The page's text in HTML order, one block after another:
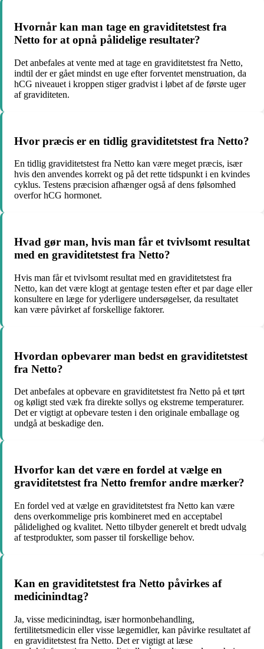
Hvornår kan man tage en graviditetstest fra
Netto for at opnå pålidelige resultater?
Det anbefales at vente med at tage en graviditetstest fra Netto,
indtil der er gået mindst en uge efter forventet menstruation, da
hCG niveauet i kroppen stiger gradvist i løbet af de første uger
af graviditeten.
Hvor præcis er en tidlig graviditetstest fra Netto?
En tidlig graviditetstest fra Netto kan være meget præcis, især
hvis den anvendes korrekt og på det rette tidspunkt i en kvindes
cyklus. Testens præcision afhænger også af dens følsomhed
overfor hCG hormonet.
Hvad gør man, hvis man får et tvivlsomt resultat
med en graviditetstest fra Netto?
Hvis man får et tvivlsomt resultat med en graviditetstest fra
Netto, kan det være klogt at gentage testen efter et par dage eller
konsultere en læge for yderligere undersøgelser, da resultatet
kan være påvirket af forskellige faktorer.
Hvordan opbevarer man bedst en graviditetstest
fra Netto?
Det anbefales at opbevare en graviditetstest fra Netto på et tørt
og køligt sted væk fra direkte sollys og ekstreme temperaturer.
Det er vigtigt at opbevare testen i den originale emballage og
undgå at beskadige den.
Hvorfor kan det være en fordel at vælge en
graviditetstest fra Netto fremfor andre mærker?
En fordel ved at vælge en graviditetstest fra Netto kan være
dens overkommelige pris kombineret med en acceptabel
pålidelighed og kvalitet. Netto tilbyder generelt et bredt udvalg
af testprodukter, som passer til forskellige behov.
Kan en graviditetstest fra Netto påvirkes af
medicinindtag?
Ja, visse medicinindtag, især hormonbehandling,
fertilitetsmedicin eller visse lægemidler, kan påvirke resultatet af
en graviditetstest fra Netto. Det er vigtigt at læse